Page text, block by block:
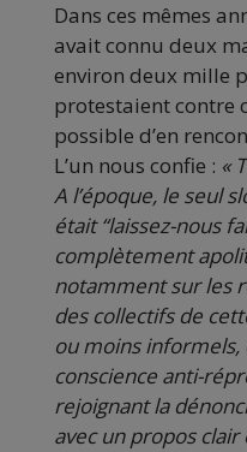
Dans ces mêmes
avait connu deux
environ deux mille
protestaient contre
possible d’en
L’un nous confie : «
A l’époque, le seul
était “laissez-nous
complètement
notamment sur les
des collectifs de
ou moins
conscience anti-
rejoignant la
avec un propos clair